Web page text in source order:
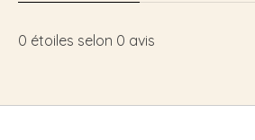
0 étoiles selon 0 avis